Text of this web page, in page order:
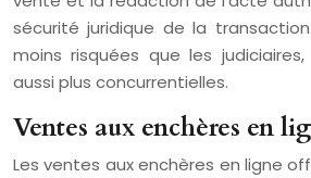
sécurité juridique de la
moins risquées que les
aussi plus concurrentielles.
Ventes aux enchères en
Les ventes aux enchères en ligne